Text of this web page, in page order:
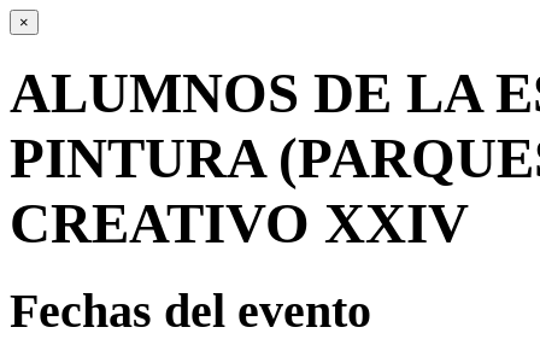
×
ALUMNOS DE LA
PINTURA
CREATIVO XXIV
Fechas del evento